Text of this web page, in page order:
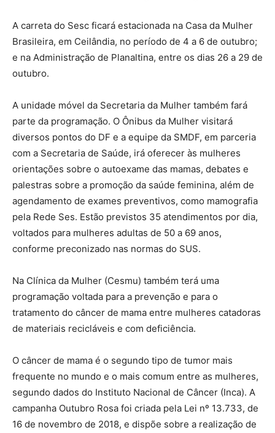
A carreta do Sesc ficará estacionada na Casa da Mulher
Brasileira, em Ceilândia, no período de 4 a 6 de outubro;
e na Administração de Planaltina, entre os dias 26 a 29 de
outubro.
A unidade móvel da Secretaria da Mulher também fará
parte da programação. O Ônibus da Mulher visitará
diversos pontos do DF e a equipe da SMDF, em parceria
com a Secretaria de Saúde, irá oferecer às mulheres
orientações sobre o autoexame das mamas, debates e
palestras sobre a promoção da saúde feminina, além de
agendamento de exames preventivos, como mamografia
pela Rede Ses. Estão previstos 35 atendimentos por dia,
voltados para mulheres adultas de 50 a 69 anos,
conforme preconizado nas normas do SUS.
Na Clínica da Mulher (Cesmu) também terá uma
programação voltada para a prevenção e para o
tratamento do câncer de mama entre mulheres catadoras
de materiais recicláveis e com deficiência.
O câncer de mama é o segundo tipo de tumor mais
frequente no mundo e o mais comum entre as mulheres,
segundo dados do Instituto Nacional de Câncer (Inca). A
campanha Outubro Rosa foi criada pela Lei nº 13.733, de
16 de novembro de 2018, e dispõe sobre a realização de